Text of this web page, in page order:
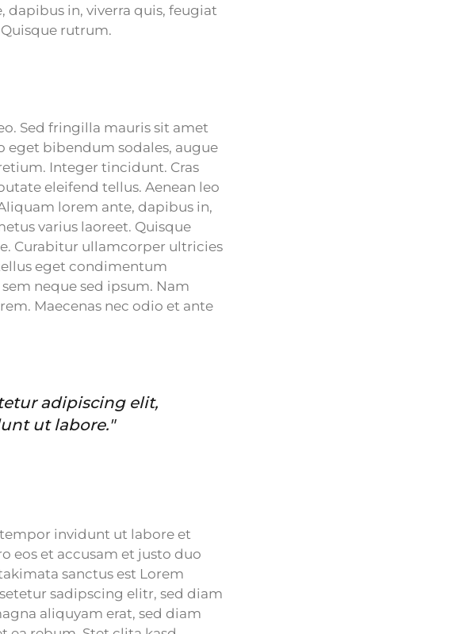
dapibus in, viverra quis, feugiat
rutrum.
Sed fringilla mauris sit amet
eget bibendum sodales, augue
Integer tincidunt. Cras
eleifend tellus. Aenean leo
lorem ante, dapibus in,
varius laoreet. Quisque
Curabitur ullamcorper ultricies
eget condimentum
neque sed ipsum. Nam
Maecenas nec odio et ante
adipiscing elit,
ut labore."
invidunt ut labore et
eos et accusam et justo duo
sanctus est Lorem
sadipscing elitr, sed diam
aliquyam erat, sed diam